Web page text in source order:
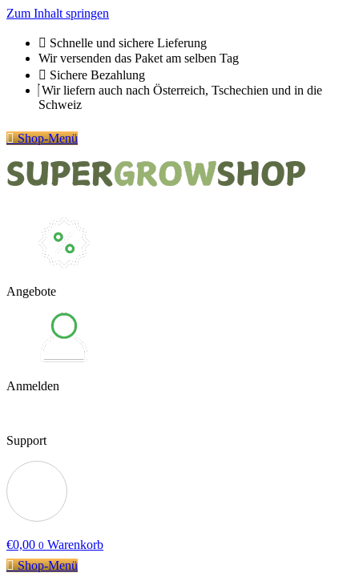
Zum Inhalt springen
Schnelle und sichere Lieferung
Wir versenden das Paket am selben Tag
Sichere Bezahlung
Wir liefern auch nach Österreich, Tschechien und in die
Schweiz
Shop-Menü
Angebote
Anmelden
Support
€0,00 0 Warenkorb
Shop-Menü